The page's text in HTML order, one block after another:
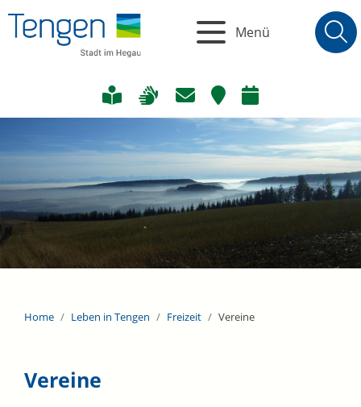
Menü
Home Leben in Tengen Freizeit Vereine
Vereine